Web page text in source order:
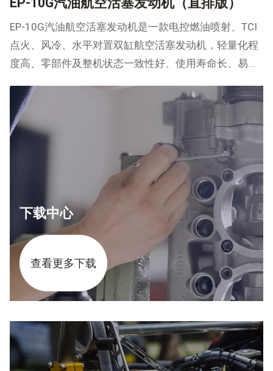
EP-10G汽油航空活塞发动机是一款电控燃油喷射、TCI
点火、风冷、水平对置双缸航空活塞发动机，轻量化程
度高、零部件及整机状态一致性好、使用寿命长、易维
用于固定翼、复合翼无人机。
下载中心
查看更多下载